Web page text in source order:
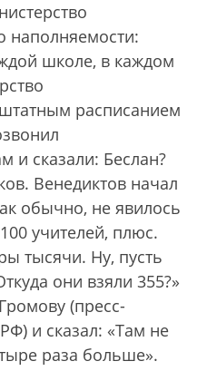
наполняемости:
школе, в каждом
расписанием
и сказали: Беслан?
Венедиктов начал
обычно, не явилось
учителей, плюс.
тысячи. Ну, пусть
они взяли 355?»
(пресс-
и сказал: «Там не
раза больше».